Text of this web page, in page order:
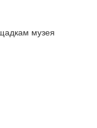
музея